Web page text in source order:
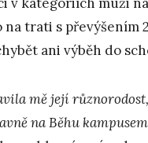
trati s převýšením
ani výběh do
mě její
na Běhu